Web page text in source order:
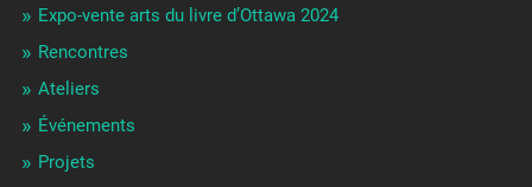
Expo-vente arts du livre d’Ottawa 2024
Rencontres
Ateliers
Événements
Projets